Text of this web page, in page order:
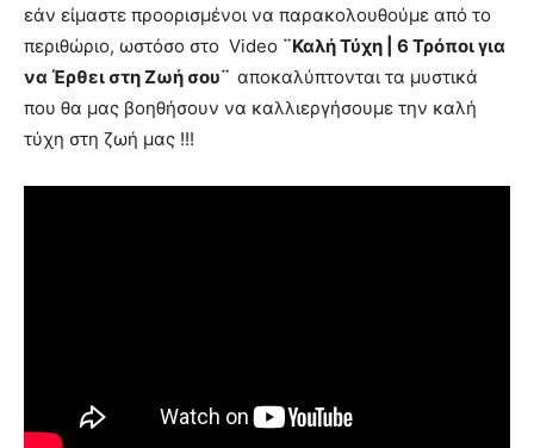
εάν είμαστε προορισμένοι να παρακολουθούμε από το
περιθώριο, ωστόσο στο Video ¨Καλή Τύχη | 6 Τρόποι για
να Έρθει στη Ζωή σου¨ αποκαλύπτονται τα μυστικά
που θα μας βοηθήσουν να καλλιεργήσουμε την καλή
τύχη στη ζωή μας !!!